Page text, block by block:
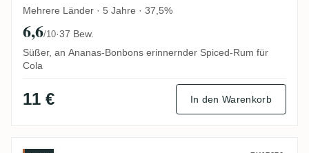
Mehrere Länder · 5 Jahre · 37,5%
6,6/10·37 Bew.
Süßer, an Ananas-Bonbons erinnernder Spiced-Rum für
Cola
11 € In den Warenkorb